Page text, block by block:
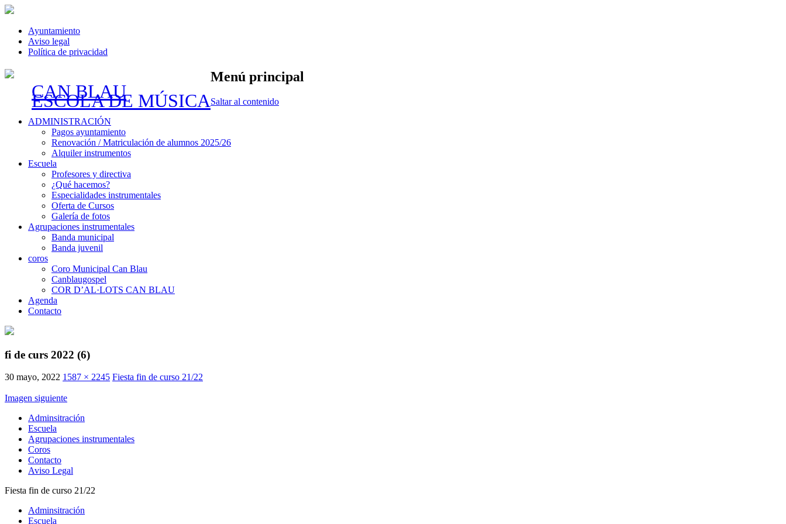
Ayuntamiento
Aviso legal
Política de privacidad
CAN BLAU
ESCOLA DE MÚSICA
Menú principal
Saltar al contenido
ADMINISTRACIÓN
Pagos ayuntamiento
Renovación / Matriculación de alumnos 2025/26
Alquiler instrumentos
Escuela
Profesores y directiva
¿Qué hacemos?
Especialidades instrumentales
Oferta de Cursos
Galería de fotos
Agrupaciones instrumentales
Banda municipal
Banda juvenil
coros
Coro Municipal Can Blau
Canblaugospel
COR D’AL·LOTS CAN BLAU
Agenda
Contacto
fi de curs 2022 (6)
30 mayo, 2022 1587 × 2245 Fiesta fin de curso 21/22
Imagen siguiente
Adminsitración
Escuela
Agrupaciones instrumentales
Coros
Contacto
Aviso Legal
Fiesta fin de curso 21/22
Adminsitración
Escuela